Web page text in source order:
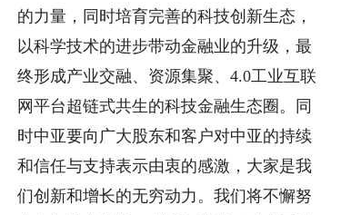
的力量，同时培育完善的科技创新生态，
以科学技术的进步带动金融业的升级，最
终形成产业交融、资源集聚、4.0工业互联
网平台超链式共生的科技金融生态圈。同
时中亚要向广大股东和客户对中亚的持续
和信任与支持表示由衷的感激，大家是我
们创新和增长的无穷动力。我们将不懈努